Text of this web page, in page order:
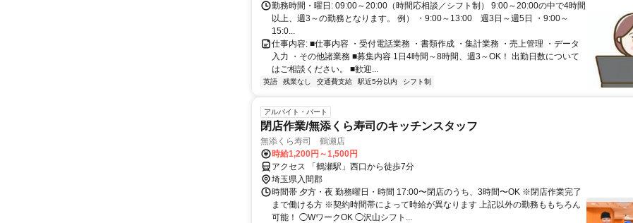
勤務時間・曜日: 09:00～20:00（時間応相談／シフト制） 9:00～20:00の中で4時間
以上、週3～の勤務となります。 例） ・9:00～13:00 週3日～週5日 ・9:00～
15:0...
仕事内容: ■仕事内容 ・受付電話業務 ・書類作成 ・集計業務 ・売上管理 ・データ
入力 ・その他諸業務 ■募集内容 1日4時間～8時間、週3～OK！ 出勤日数について
はご相談ください。 ■歓迎...
英語 残業なし 交通費支給 駅近5分以内 シフト制
アルバイト・パート
閉店作業​/無添くら寿司の​キッチンスタッフ
無添くら寿司 鶴瀬店
時給1,200円～1,500円
アクセス 「鶴瀬駅」西口から徒歩7分
埼玉県入間郡
時間帯 夕方・夜 勤務曜日・時間 17:00〜閉店のうち、3時間〜OK ※閉店作業完了
まで働ける方 ※契約時間帯によって時給が異なります 上記以外の勤務ももちろん
可能！ ◯WワークOK ◯沢山シフト...